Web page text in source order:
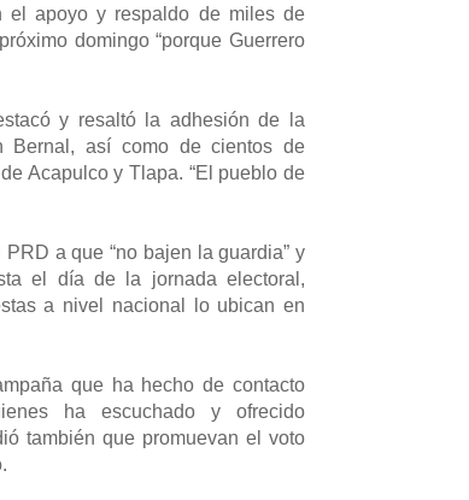
el apoyo y respaldo de miles de
domingo “porque Guerrero
y resaltó la adhesión de la
Bernal, así como de cientos de
Acapulco y Tlapa. “El pueblo de
a que “no bajen la guardia” y
el día de la jornada electoral,
a nivel nacional lo ubican en
que ha hecho de contacto
ha escuchado y ofrecido
también que promuevan el voto